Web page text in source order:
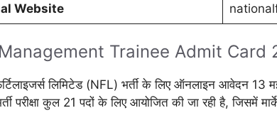
Website
Trainee Admit
लिमिटेड (NFL) भर्ती के लिए ऑनलाइन आवेदन
परीक्षा कुल 21 पदों के लिए आयोजित की जा रही है, जिसमें